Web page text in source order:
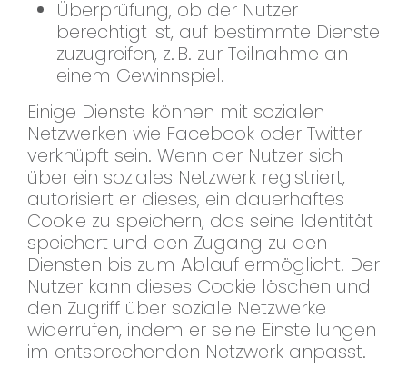
Überprüfung, ob der Nutzer
berechtigt ist, auf bestimmte Dienste
zuzugreifen, z. B. zur Teilnahme an
einem Gewinnspiel.
Einige Dienste können mit sozialen
Netzwerken wie Facebook oder Twitter
verknüpft sein. Wenn der Nutzer sich
über ein soziales Netzwerk registriert,
autorisiert er dieses, ein dauerhaftes
Cookie zu speichern, das seine Identität
speichert und den Zugang zu den
Diensten bis zum Ablauf ermöglicht. Der
Nutzer kann dieses Cookie löschen und
den Zugriff über soziale Netzwerke
widerrufen, indem er seine Einstellungen
im entsprechenden Netzwerk anpasst.